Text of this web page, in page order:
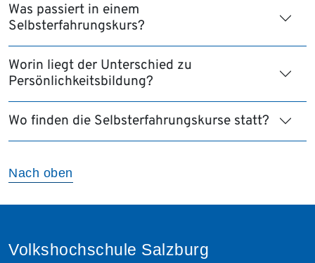
Was passiert in einem
Selbsterfahrungskurs?
Worin liegt der Unterschied zu
Persönlichkeitsbildung?
Wo finden die Selbsterfahrungskurse statt?
Nach oben
Volkshochschule Salzburg